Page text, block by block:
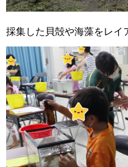
採集した貝殻や海藻をレイ